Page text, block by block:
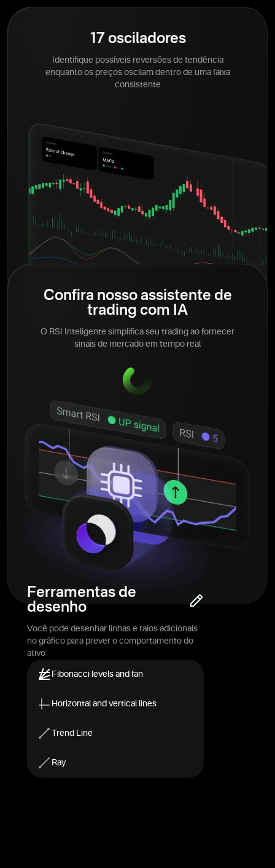
17 osciladores
Identifique possíveis reversões de tendência
enquanto os preços oscilam dentro de uma faixa
consistente
Confira nosso assistente de
trading com IA
O RSI Inteligente simplifica seu trading ao fornecer
sinais de mercado em tempo real
Ferramentas de
desenho
Você pode desenhar linhas e raios adicionais
no gráfico para prever o comportamento do
ativo
Fibonacci levels and fan
Horizontal and vertical lines
Trend Line
Ray